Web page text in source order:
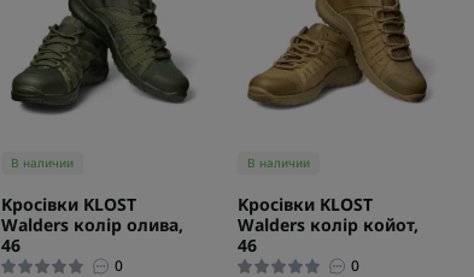
В наличии
Kросівки KLOST
Walders колір олива,
46
0
В наличии
Kросівки KLOST
Walders колір койот,
46
0